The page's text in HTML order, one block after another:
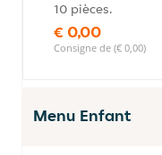
10 pièces.
€ 0,00
Consigne de (€ 0,00)
Menu Enfant